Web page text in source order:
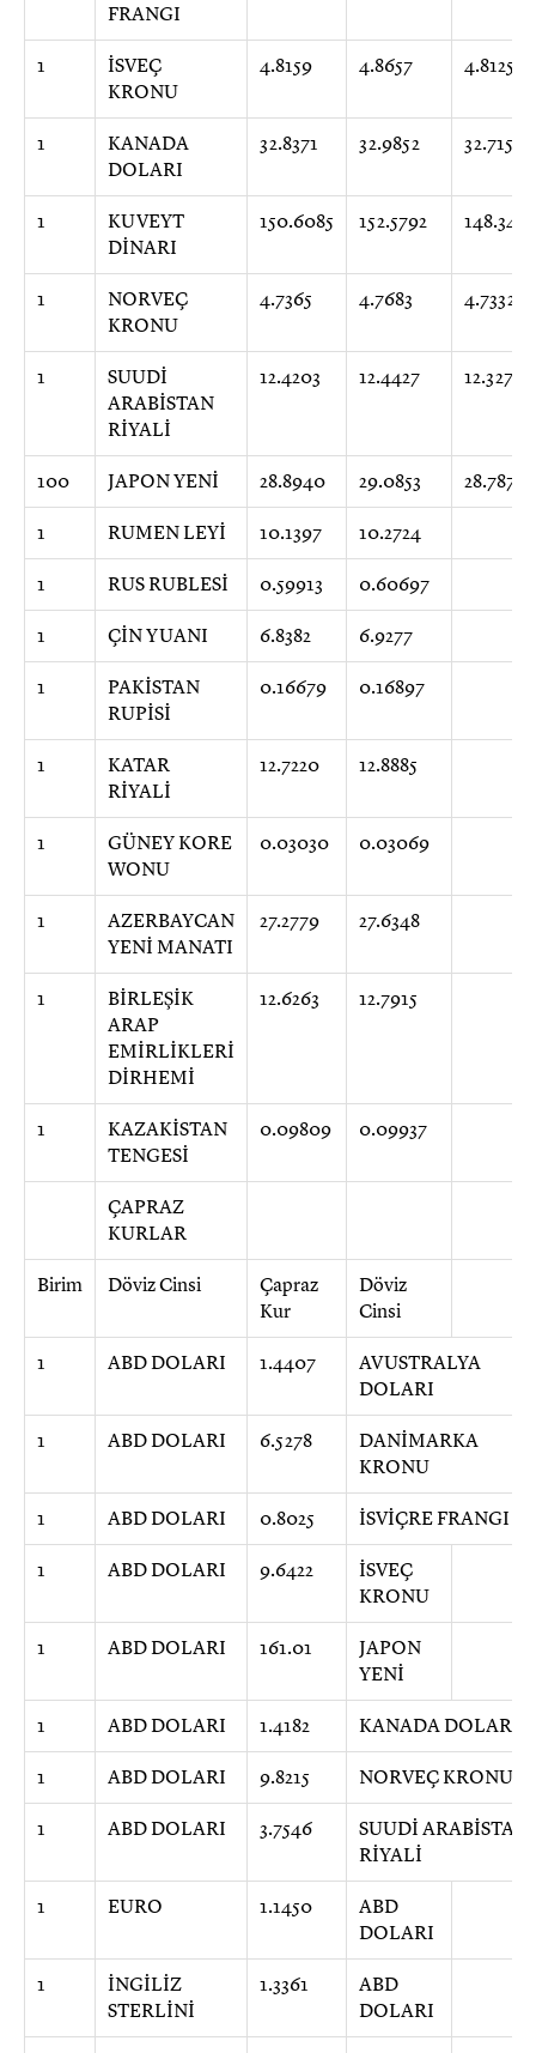
FRANGI
1
İSVEÇ
KRONU
4.8159 4.8657 4.8125
1
KANADA
DOLARI
32.8371 32.9852 32.7156
1
KUVEYT
DİNARI
150.6085 152.5792
1
NORVEÇ
KRONU
4.7365 4.7683 4.7332
1
SUUDİ
ARABİSTAN
RİYALİ
12.4203 12.4427 12.3272
100 JAPON YENİ 28.8940 29.0853 28.7871
1 RUMEN LEYİ 10.1397 10.2724
1 RUS RUBLESİ 0.59913 0.60697
1 ÇİN YUANI 6.8382 6.9277
1
PAKİSTAN
RUPİSİ
0.16679 0.16897
1
KATAR
RİYALİ
12.7220 12.8885
1
GÜNEY KORE
WONU
0.03030 0.03069
1
AZERBAYCAN
YENİ MANATI
27.2779 27.6348
1
BİRLEŞİK
ARAP
EMİRLİKLERİ
DİRHEMİ
12.6263 12.7915
1
KAZAKİSTAN
TENGESİ
0.09809 0.09937
ÇAPRAZ
KURLAR
Birim Döviz Cinsi
Çapraz
Kur
Döviz
Cinsi
1 ABD DOLARI 1.4407
AVUSTRALYA
DOLARI
1 ABD DOLARI 6.5278
DANİMARKA
KRONU
1 ABD DOLARI 0.8025 İSVİÇRE FRANGI
1 ABD DOLARI 9.6422
İSVEÇ
KRONU
1 ABD DOLARI 161.01
JAPON
YENİ
1 ABD DOLARI 1.4182 KANADA DOLARI
1 ABD DOLARI 9.8215 NORVEÇ KRONU
1 ABD DOLARI 3.7546
SUUDİ ARABİSTAN
RİYALİ
1 EURO 1.1450
ABD
DOLARI
1
İNGİLİZ
STERLİNİ
1.3361
ABD
DOLARI